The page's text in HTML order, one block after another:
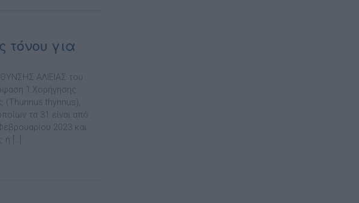
τόνου για
ΑΛΙΕΙΑΣ του
1.Χορήγησης
(Thunnus thynnus),
τα 31 είναι από
2023 και
[…]